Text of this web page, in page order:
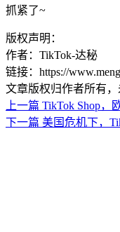
抓紧了~
版权声明：
作者：TikTok-达秘
链接：https://
文章版权归作者所有，
上一篇 TikTok Shop，
下一篇 美国危机下，